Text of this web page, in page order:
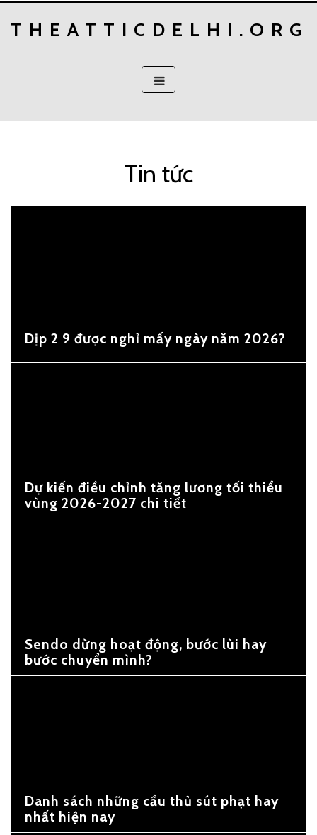
THEATTICDELHI.ORG
Tin tức
Dịp 2 9 được nghỉ mấy ngày năm 2026?
Dự kiến điều chỉnh tăng lương tối thiểu
vùng 2026-2027 chi tiết
Sendo dừng hoạt động, bước lùi hay
bước chuyển mình?
Danh sách những cầu thủ sút phạt hay
nhất hiện nay